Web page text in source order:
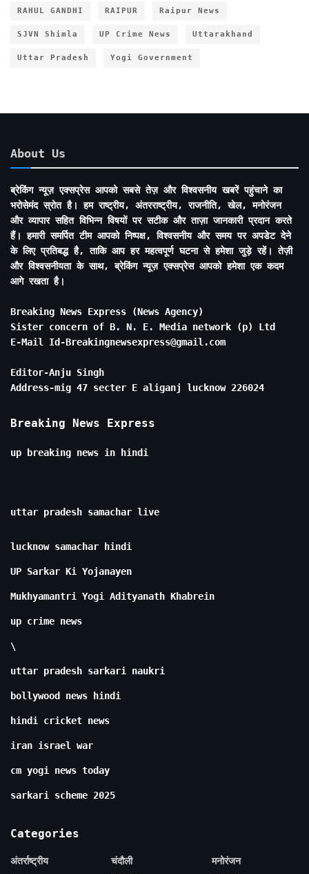
RAHUL GANDHI RAIPUR Raipur News
SJVN Shimla UP Crime News Uttarakhand
Uttar Pradesh Yogi Government
About Us
ब्रेकिंग न्यूज़ एक्सप्रेस आपको सबसे तेज़ और विश्वसनीय खबरें पहुंचाने का
भरोसेमंद स्रोत है। हम राष्ट्रीय, अंतरराष्ट्रीय, राजनीति, खेल, मनोरंजन
और व्यापार सहित विभिन्न विषयों पर सटीक और ताज़ा जानकारी प्रदान करते
हैं। हमारी समर्पित टीम आपको निष्पक्ष, विश्वसनीय और समय पर अपडेट देने
के लिए प्रतिबद्ध है, ताकि आप हर महत्वपूर्ण घटना से हमेशा जुड़े रहें। तेज़ी
और विश्वसनीयता के साथ, ब्रेकिंग न्यूज़ एक्सप्रेस आपको हमेशा एक कदम
आगे रखता है।
Breaking News Express (News Agency)
Sister concern of B. N. E. Media network (p) Ltd
E-Mail Id-Breakingnewsexpress@gmail.com
Editor-Anju Singh
Address-mig 47 secter E aliganj lucknow 226024
Breaking News Express
up breaking news in hindi
uttar pradesh samachar live
lucknow samachar hindi
UP Sarkar Ki Yojanayen
Mukhyamantri Yogi Adityanath Khabrein
up crime news
\
uttar pradesh sarkari naukri
bollywood news hindi
hindi cricket news
iran israel war
cm yogi news today
sarkari scheme 2025
Categories
अंतर्राष्ट्रीय
चंदौली
मनोरंजन